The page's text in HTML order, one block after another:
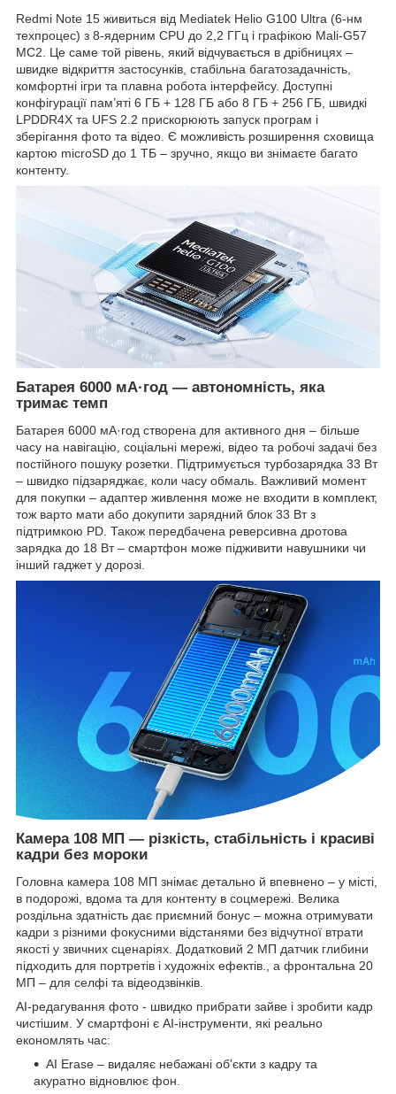
Redmi Note 15 живиться від Mediatek Helio G100 Ultra (6-нм
техпроцес) з 8-ядерним CPU до 2,2 ГГц і графікою Mali-G57
MC2. Це саме той рівень, який відчувається в дрібницях –
швидке відкриття застосунків, стабільна багатозадачність,
комфортні ігри та плавна робота інтерфейсу. Доступні
конфігурації пам’яті 6 ГБ + 128 ГБ або 8 ГБ + 256 ГБ, швидкі
LPDDR4X та UFS 2.2 прискорюють запуск програм і
зберігання фото та відео. Є можливість розширення сховища
картою microSD до 1 ТБ – зручно, якщо ви знімаєте багато
контенту.
Батарея 6000 мА·год — автономність, яка
тримає темп
Батарея 6000 мА·год створена для активного дня – більше
часу на навігацію, соціальні мережі, відео та робочі задачі без
постійного пошуку розетки. Підтримується турбозарядка 33 Вт
– швидко підзаряджає, коли часу обмаль. Важливий момент
для покупки – адаптер живлення може не входити в комплект,
тож варто мати або докупити зарядний блок 33 Вт з
підтримкою PD. Також передбачена реверсивна дротова
зарядка до 18 Вт – смартфон може підживити навушники чи
інший гаджет у дорозі.
Камера 108 МП — різкість, стабільність і красиві
кадри без мороки
Головна камера 108 МП знімає детально й впевнено – у місті,
в подорожі, вдома та для контенту в соцмережі. Велика
роздільна здатність дає приємний бонус – можна отримувати
кадри з різними фокусними відстанями без відчутної втрати
якості у звичних сценаріях. Додатковий 2 МП датчик глибини
підходить для портретів і художніх ефектів., а фронтальна 20
МП – для селфі та відеодзвінків.
AI-редагування фото - швидко прибрати зайве і зробити кадр
чистішим. У смартфоні є AI-інструменти, які реально
економлять час:
AI Erase – видаляє небажані об'єкти з кадру та
акуратно відновлює фон.